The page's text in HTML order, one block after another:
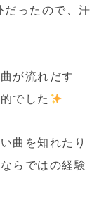
ったので、汗
が流れだす
でした
曲を知れたり
らではの経験